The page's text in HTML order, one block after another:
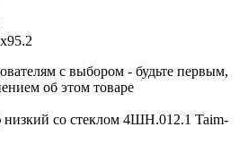
с выбором - будьте первым,
об этом товаре
со стеклом 4ШН.012.1 Taim-